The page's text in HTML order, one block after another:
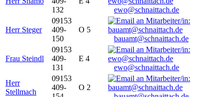
132
ewo@schnaittach.de
Herr Steger
09153
409-
150
O 5
bauamt@schnaittach.de
Frau Steindl
09153
409-
131
E 4
ewo@schnaittach.de
Herr
Stellmach
09153
409-
O 2